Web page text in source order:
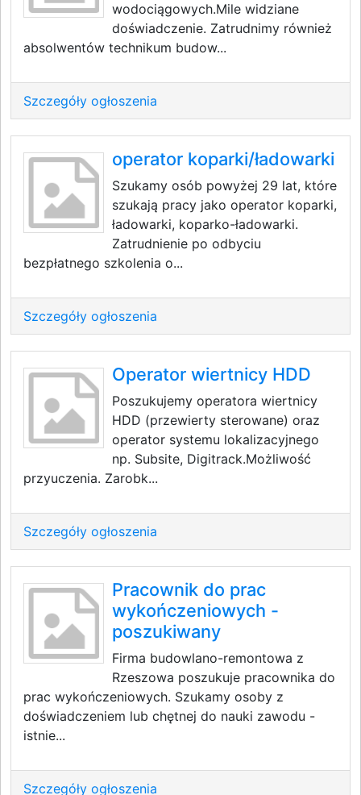
wodociągowych.Mile widziane
doświadczenie. Zatrudnimy również
absolwentów technikum budow...
Szczegóły ogłoszenia
operator koparki/ładowarki
Szukamy osób powyżej 29 lat, które
szukają pracy jako operator koparki,
ładowarki, koparko-ładowarki.
Zatrudnienie po odbyciu
bezpłatnego szkolenia o...
Szczegóły ogłoszenia
Operator wiertnicy HDD
Poszukujemy operatora wiertnicy
HDD (przewierty sterowane) oraz
operator systemu lokalizacyjnego
np. Subsite, Digitrack.Możliwość
przyuczenia. Zarobk...
Szczegóły ogłoszenia
Pracownik do prac
wykończeniowych -
poszukiwany
Firma budowlano-remontowa z
Rzeszowa poszukuje pracownika do
prac wykończeniowych. Szukamy osoby z
doświadczeniem lub chętnej do nauki zawodu -
istnie...
Szczegóły ogłoszenia